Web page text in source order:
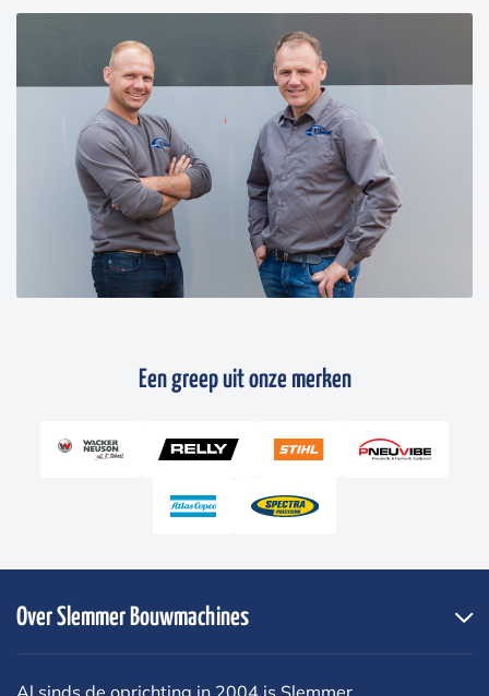
Een greep uit onze merken
Over Slemmer Bouwmachines
Al sinds de oprichting in 2004 is Slemmer